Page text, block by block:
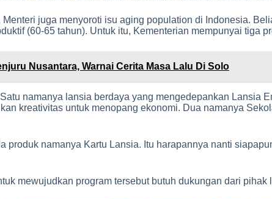
juga menyoroti isu aging population di Indonesia.
(60-65 tahun). Untuk itu, Kementerian mempunyai tiga
Nusantara, Warnai Cerita Masa Lalu Di Solo
namanya lansia berdaya yang mengedepankan Lansia
kreativitas untuk menopang ekonomi. Dua namanya
produk namanya Kartu Lansia. Itu harapannya nanti
mewujudkan program tersebut butuh dukungan dari